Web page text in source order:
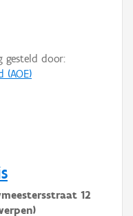
gesteld door:
(AOE)
12